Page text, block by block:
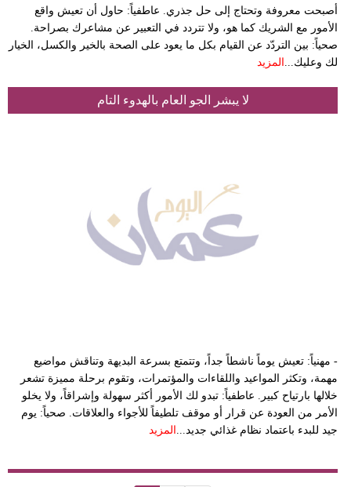
أصبحت معروفة وتحتاج إلى حل جذري. عاطفياً: حاول أن تعيش واقع
الأمور مع الشريك كما هو، ولا تتردد في التعبير عن مشاعرك بصراحة.
صحياً: بين التردّد عن القيام بكل ما يعود على الصحة بالخير والكسل، الخيار
لك وعليك... المزيد
لا يبشر الجو العام بالهدوء التام
- مهنياً: تعيش يوماً ناشطاً جداً، وتتمتع بسرعة البديهة وتناقش مواضيع
مهمة، وتكثر المواعيد واللقاءات والمؤتمرات، وتقوم برحلة مميزة تشعر
خلالها بارتياح كبير. عاطفياً: تبدو لك الأمور أكثر سهولة وإشراقاً، ولا يخلو
الأمر من العودة عن قرار أو موقف تلطيفاً للأجواء والعلاقات. صحياً: يوم
جيد للبدء باعتماد نظام غذائي جديد... المزيد